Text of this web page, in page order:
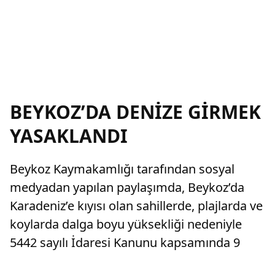
BEYKOZ’DA DENİZE GİRMEK
YASAKLANDI
Beykoz Kaymakamlığı tarafından sosyal
medyadan yapılan paylaşımda, Beykoz’da
Karadeniz’e kıyısı olan sahillerde, plajlarda ve
koylarda dalga boyu yüksekliği nedeniyle
5442 sayılı İdaresi Kanunu kapsamında 9